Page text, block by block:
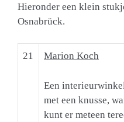
Hieronder een klein
Osnabrück.
21 Marion Koch
Een
met een knusse,
kunt er meteen